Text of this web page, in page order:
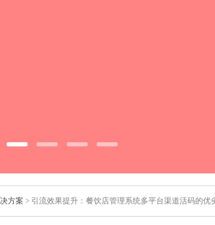
方案 > 引流效果提升：餐饮店管理系统多平台渠道活码的优